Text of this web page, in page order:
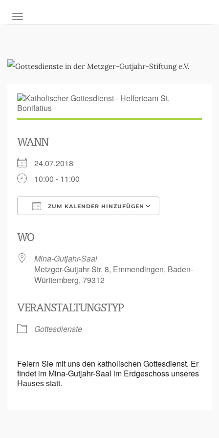
NAVIGATION UMSCHALTEN
WANN
24.07.2018
10:00 - 11:00
ZUM KALENDER HINZUFÜGEN
WO
Mina-Gutjahr-Saal
Metzger-Gutjahr-Str. 8, Emmendingen, Baden-
Württemberg, 79312
VERANSTALTUNGSTYP
Gottesdienste
Feiern Sie mit uns den katholischen Gottesdienst. Er
findet im Mina-Gutjahr-Saal im Erdgeschoss unseres
Hauses statt.